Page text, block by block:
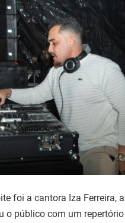
foi a cantora Iza Ferreira,
o público com um